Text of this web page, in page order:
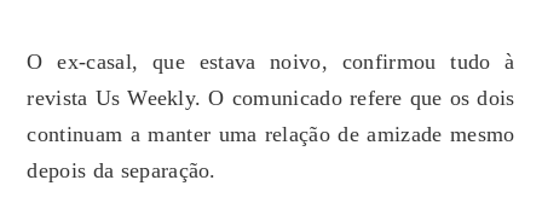
O ex-casal, que estava noivo, confirmou tudo à
revista Us Weekly. O comunicado refere que os dois
continuam a manter uma relação de amizade mesmo
depois da separação.